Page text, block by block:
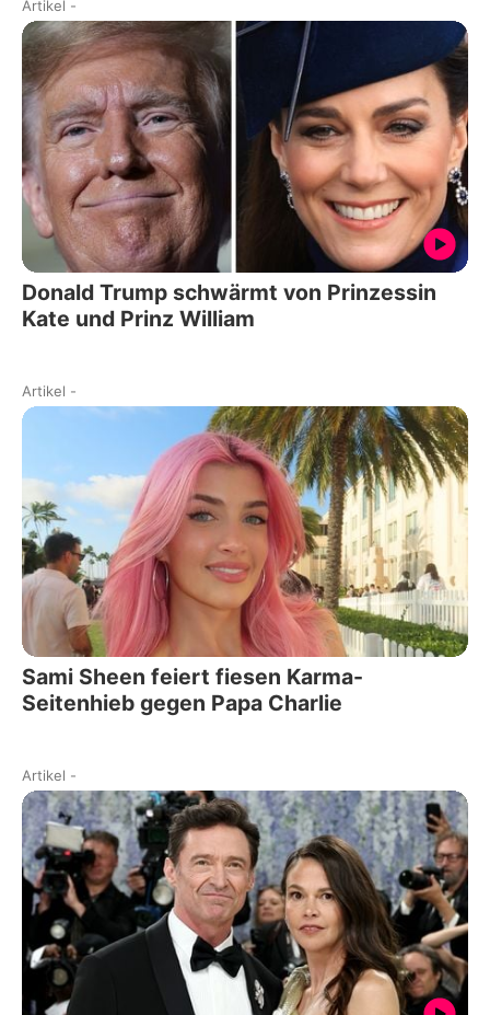
Artikel -
Donald Trump schwärmt von Prinzessin
Kate und Prinz William
Artikel -
Sami Sheen feiert fiesen Karma-
Seitenhieb gegen Papa Charlie
Artikel -